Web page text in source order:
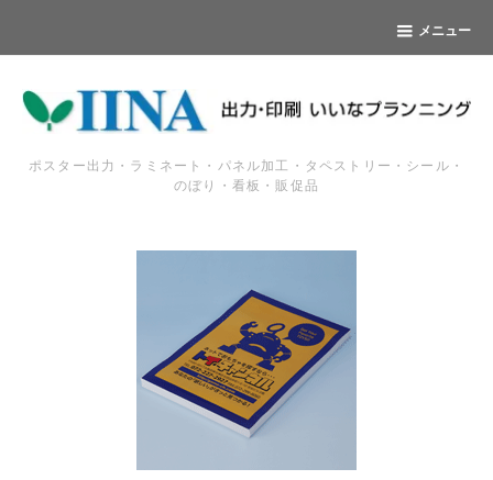
メニュー
ポスター出力・ラミネート・パネル加工・タペストリー・シール・
のぼり・看板・販促品